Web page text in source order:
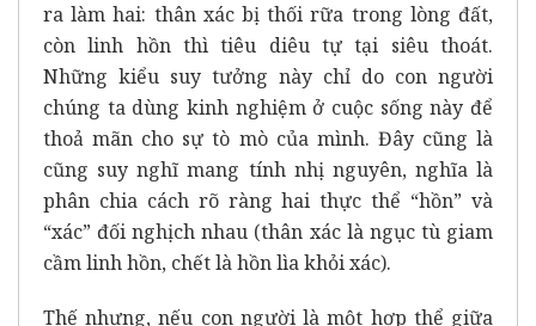
ra làm hai: thân xác bị thối rữa trong lòng đất,
còn linh hồn thì tiêu diêu tự tại siêu thoát.
Những kiểu suy tưởng này chỉ do con người
chúng ta dùng kinh nghiệm ở cuộc sống này để
thoả mãn cho sự tò mò của mình. Đây cũng là
cũng suy nghĩ mang tính nhị nguyên, nghĩa là
phân chia cách rõ ràng hai thực thể “hồn” và
“xác” đối nghịch nhau (thân xác là ngục tù giam
cầm linh hồn, chết là hồn lìa khỏi xác).
Thế nhưng, nếu con người là một hợp thể giữa